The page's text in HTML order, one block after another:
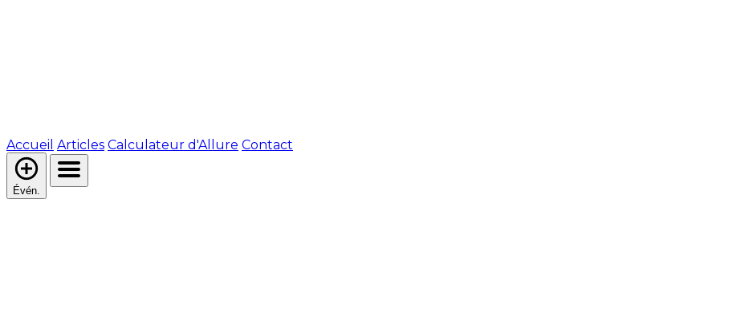
Accueil Articles Calculateur d'Allure Contact
Évén.